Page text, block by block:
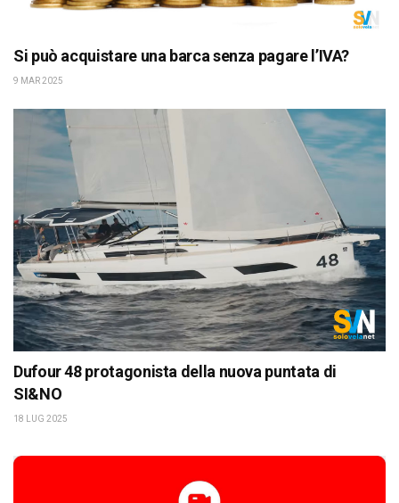
Si può acquistare una barca senza pagare l’IVA?
9 MAR 2025
Dufour 48 protagonista della nuova puntata di
SI&NO
18 LUG 2025